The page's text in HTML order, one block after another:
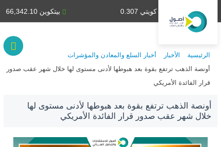
بيتكوين 66,342.10 دينار كويتي 0.307
الرئيسية الأخبار
أخبار السلع والمعادن والمؤشرات
أونصة الذهب ترتفع بقوة بعد هبوطها لأدنى مستوى لها خلال شهر عقب صدور
قرار الفائدة الأمريكي
أونصة الذهب ترتفع بقوة بعد هبوطها لأدنى مستوى لها
خلال شهر عقب صدور قرار الفائدة الأمريكي